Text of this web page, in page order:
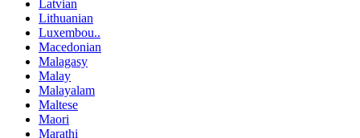
Latvian
Lithuanian
Luxembou..
Macedonian
Malagasy
Malay
Malayalam
Maltese
Maori
Marathi